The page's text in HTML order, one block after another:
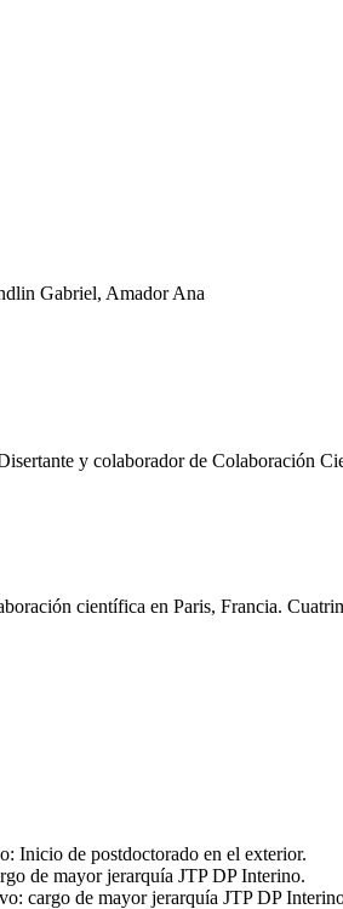
Gabriel, Amador Ana
y colaborador de Colaboración
científica en Paris, Francia.
Inicio de postdoctorado en el exterior.
de mayor jerarquía JTP DP Interino.
cargo de mayor jerarquía JTP DP